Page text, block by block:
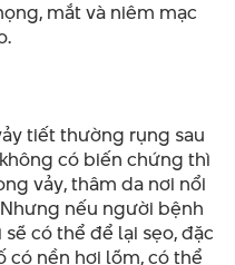
mắt và niêm mạc
tiết thường rụng sau
có biến chứng thì
vảy, thâm da nơi nổi
nếu người bệnh
có thể để lại sẹo, đặc
có nền hơi lõm, có thể